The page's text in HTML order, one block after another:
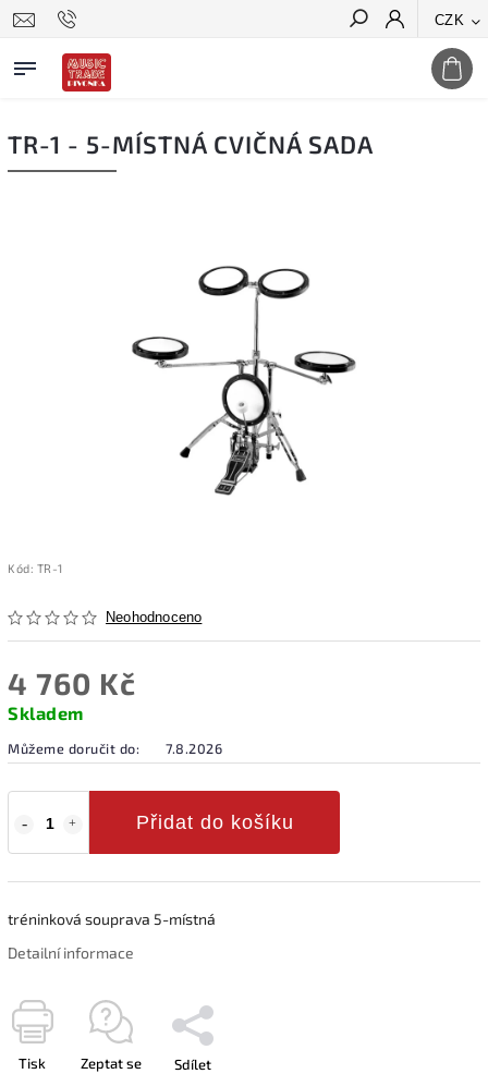
CZK
Hledat
TR-1 - 5-MÍSTNÁ CVIČNÁ SADA
Kód: TR-1
Neohodnoceno
4 760 Kč
Skladem
Můžeme doručit do: 7.8.2026
Přidat do košíku
tréninková souprava 5-místná
Detailní informace
Tisk Zeptat se Sdílet